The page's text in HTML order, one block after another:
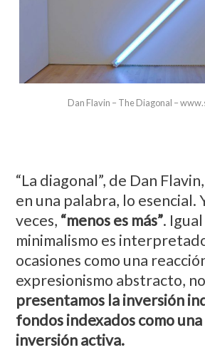
Dan Flavin – The Diagonal –
“La diagonal”, de Dan
en una palabra, lo esencial.
veces, “menos es más”.
minimalismo es
ocasiones como una
expresionismo abstracto,
presentamos la inversión
fondos indexados como
inversión activa.